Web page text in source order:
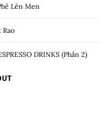
Lên Men
Rao
DRINKS (Phần 2)